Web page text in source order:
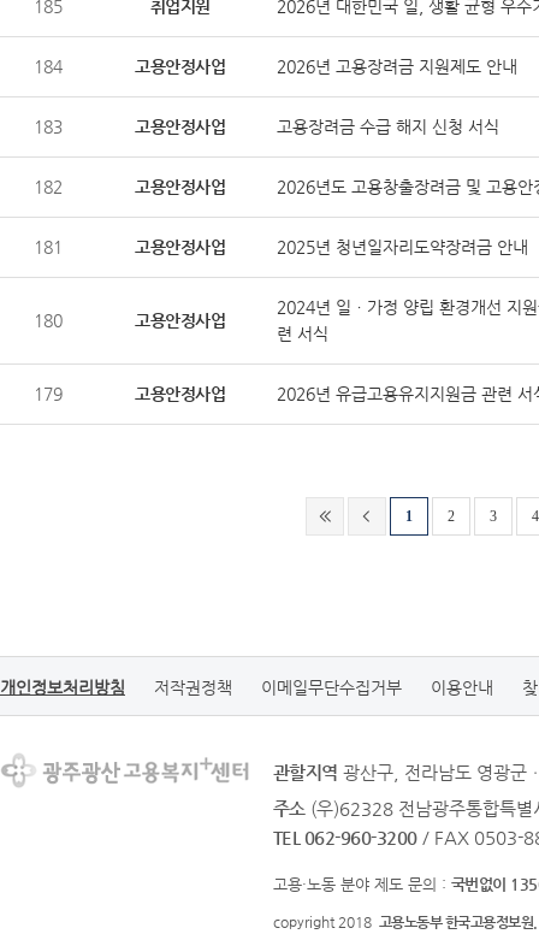
185 취업지원 2026년 대한민국 일, 생활 균형 우수
184 고용안정사업 2026년 고용장려금 지원제도 안내
183 고용안정사업 고용장려금 수급 해지 신청 서식
182 고용안정사업 2026년도 고용창출장려금 및 고용안
181 고용안정사업 2025년 청년일자리도약장려금 안내
180 고용안정사업
2024년 일ㆍ가정 양립 환경개선 지
련 서식
179 고용안정사업 2026년 유급고용유지지원금 관련
1 2 3 4
개인정보처리방침 저작권정책 이메일무단수집거부 이용안내
관할지역 광산구, 전라남도 영광군
주소 (우)62328 전남광주통합특
TEL 062-960-3200 / FAX 0503-
고용·노동 분야 제도 문의 : 국번없이
copyright 2018 고용노동부 한국고용정보원.